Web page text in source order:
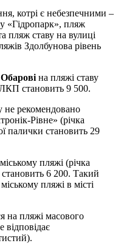
котрі є небезпечними –
«Гідропарк», пляж
пляж ставу на вулиці
Здолбунова рівень
Обарові на пляжі ставу
становить 9 500.
не рекомендовано
Рівне» (річка
палички становить 29
пляжі (річка
6 200. Такий
пляжі в місті
на пляжі масового
відповідає